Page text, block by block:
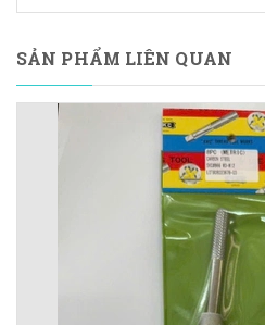
SẢN PHẨM LIÊN QUAN